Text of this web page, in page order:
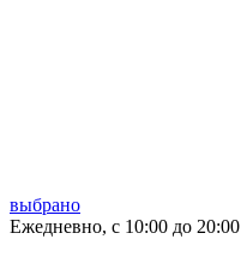
выбрано
Ежедневно, с 10:00 до 20:00